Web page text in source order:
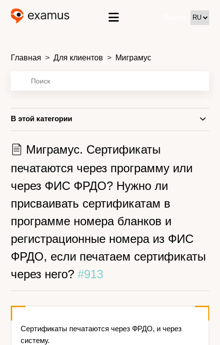
Главная Для клиентов Миграмус
В этой категории
Миграмус. Сертификаты
печатаются через программу или
через ФИС ФРДО? Нужно ли
присваивать сертификатам в
программе номера бланков и
регистрационные номера из ФИС
ФРДО, если печатаем сертификаты
через него?#913
Сертификаты печатаются через ФРДО, и через
систему.